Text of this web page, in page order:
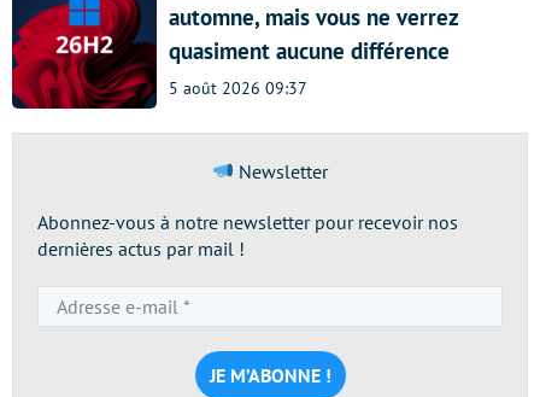
automne, mais vous ne verrez
quasiment aucune différence
5 août 2026 09:37
Newsletter
Abonnez-vous à notre newsletter pour recevoir nos
dernières actus par mail !
e-
mail
*